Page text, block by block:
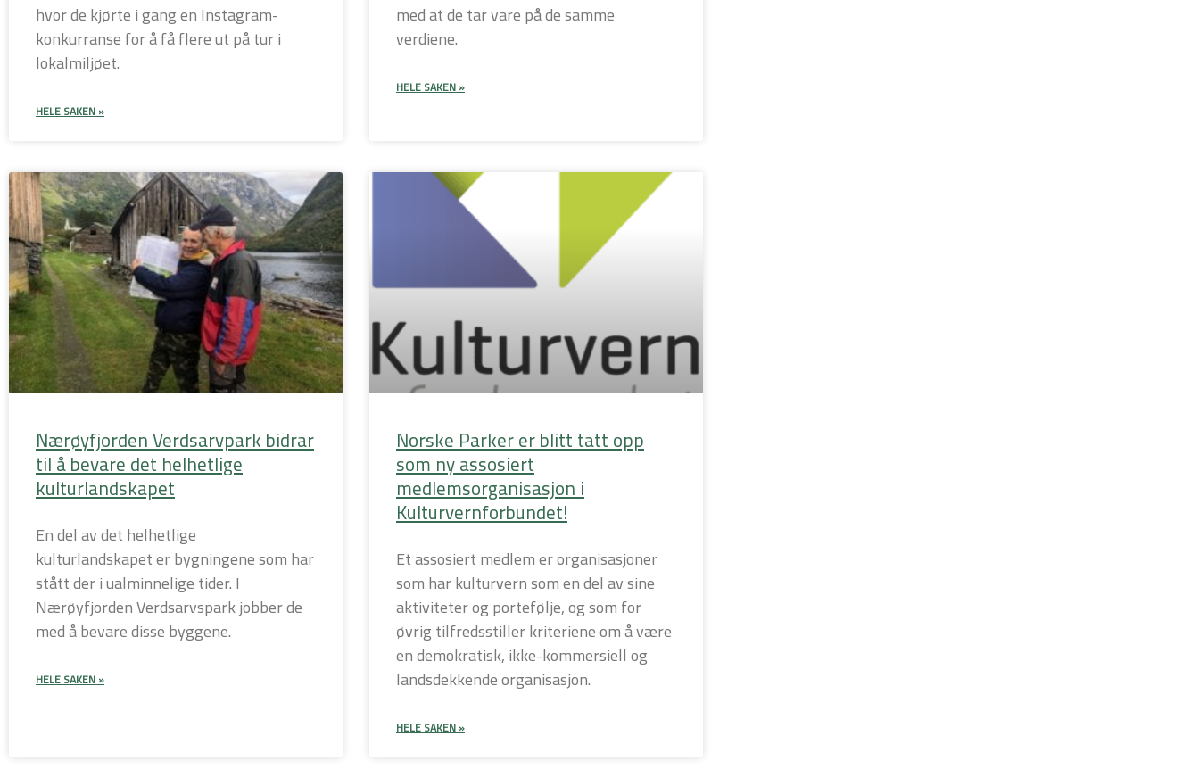
hvor de kjørte i gang en Instagram-
konkurranse for å få flere ut på tur i
lokalmiljøet.
HELE SAKEN »
med at de tar vare på de samme
verdiene.
HELE SAKEN »
Nærøyfjorden Verdsarvpark bidrar
til å bevare det helhetlige
kulturlandskapet
En del av det helhetlige
kulturlandskapet er bygningene som har
stått der i ualminnelige tider. I
Nærøyfjorden Verdsarvspark jobber de
med å bevare disse byggene.
HELE SAKEN »
Norske Parker er blitt tatt opp
som ny assosiert
medlemsorganisasjon i
Kulturvernforbundet!
Et assosiert medlem er organisasjoner
som har kulturvern som en del av sine
aktiviteter og portefølje, og som for
øvrig tilfredsstiller kriteriene om å være
en demokratisk, ikke-kommersiell og
landsdekkende organisasjon.
HELE SAKEN »